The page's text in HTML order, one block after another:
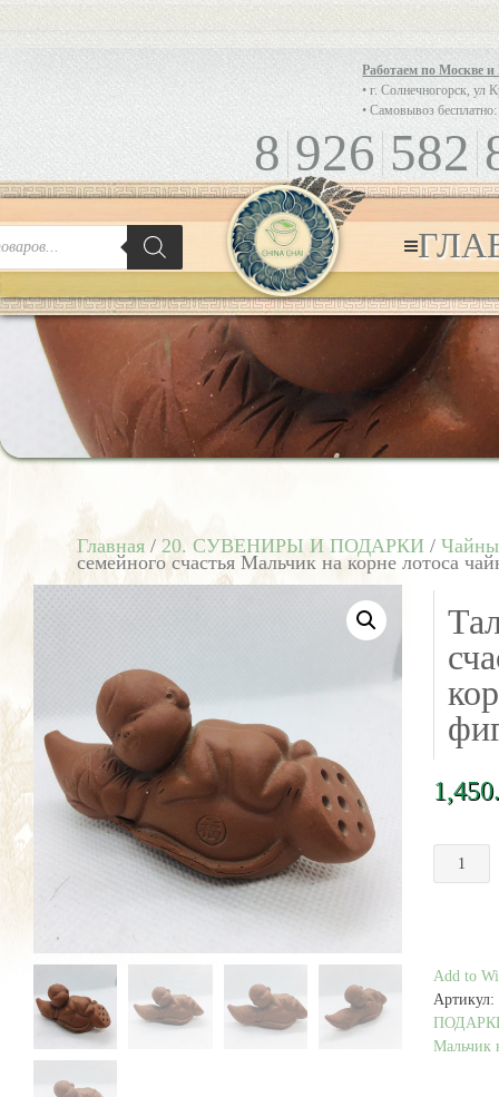
Работаем по Москве
• г. Солнечногорск, ул
• Самовывоз
8 926 582
Главная / 20. СУВЕНИРЫ И ПОДАРКИ /
семейного счастья Мальчик на корне лотоса
товара
Мальчик
на
корне
лотоса
Add to
Артикул:
Мальчик